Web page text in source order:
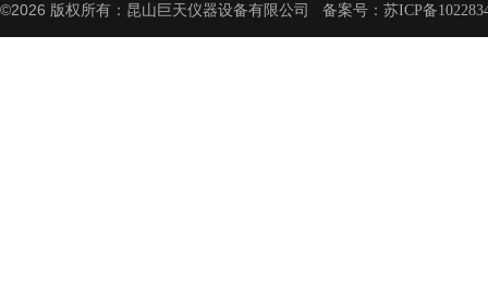
©2026 版权所有：昆山巨天仪器设备有限公司 备案号： 苏ICP备